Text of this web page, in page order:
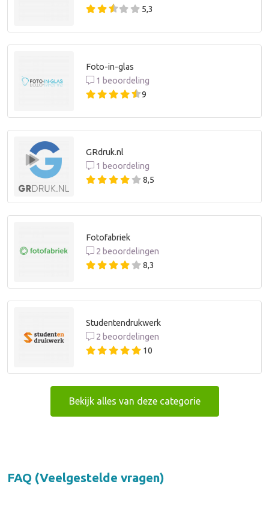
5,3
Foto-in-glas
1 beoordeling
9
GRdruk.nl
1 beoordeling
8,5
Fotofabriek
2 beoordelingen
8,3
Studentendrukwerk
2 beoordelingen
10
Bekijk alles van deze categorie
FAQ (Veelgestelde vragen)